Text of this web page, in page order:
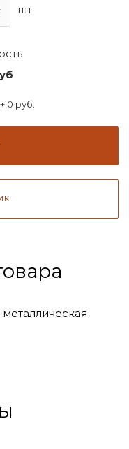
шт
0 руб.